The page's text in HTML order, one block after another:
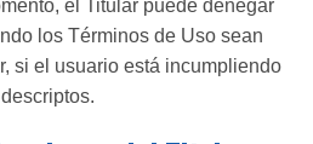
el Titular puede denegar
los Términos de Uso sean
si el usuario está incumpliendo